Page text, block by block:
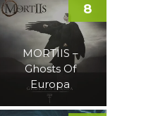
MORTIIS –
Ghosts Of
Europa
8